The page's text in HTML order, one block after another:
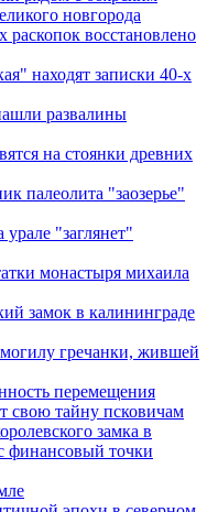
новгорода
восстановлено
находят записки 40-х
развалины
на стоянки древних
палеолита "заозерье"
"заглянет"
монастыря михаила
замок в калининграде
гречанки, жившей
перемещения
свою тайну псковичам
замка в
финансовый точки